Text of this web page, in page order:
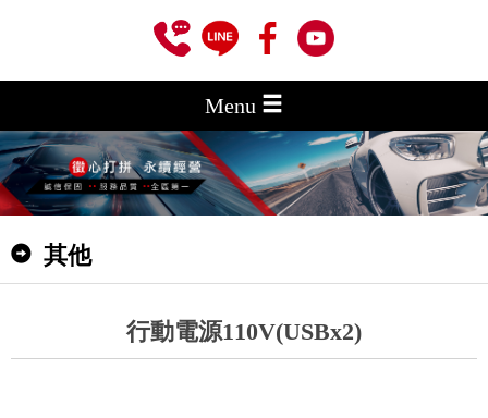
Menu
其他
行動電源110V(USBx2)